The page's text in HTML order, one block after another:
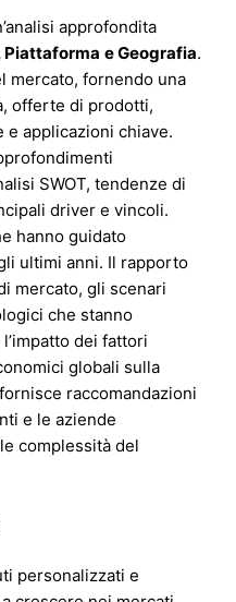
approfondita
Piattaforma eGeografia.
mercato, fornendo una
offerte di prodotti,
applicazioni chiave.
SWOT, tendenze di
driver e vincoli.
hanno guidato
ultimi anni. Il rapporto
mercato, gli scenari
che stanno
dei fattori
globali sulla
raccomandazioni
e le aziende
complessità del
personalizzati e